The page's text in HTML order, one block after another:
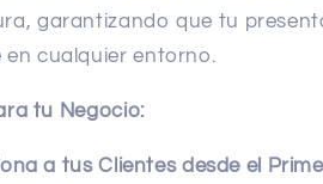
garantizando que tu
en cualquier entorno.
tu Negocio:
a tus Clientes desde el